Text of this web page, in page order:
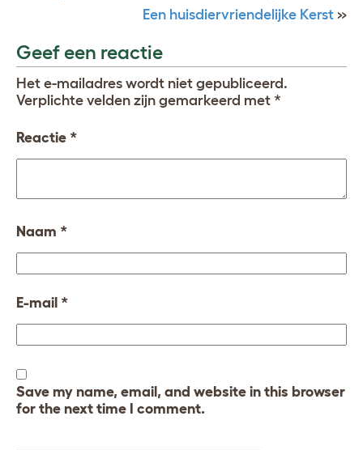
Een huisdiervriendelijke Kerst »
Geef een reactie
Het e-mailadres wordt niet gepubliceerd.
Verplichte velden zijn gemarkeerd met *
Reactie *
Naam *
E-mail *
Save my name, email, and website in this browser
for the next time I comment.